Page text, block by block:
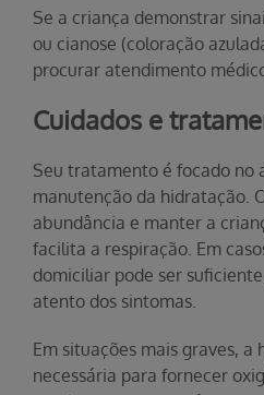
Se a criança demonstrar
ou cianose (coloração
procurar atendimento
Cuidados e
Seu tratamento é focado no
manutenção da hidratação.
abundância e manter a
facilita a respiração. Em
domiciliar pode ser
atento dos sintomas.
Em situações mais graves, a
necessária para fornecer